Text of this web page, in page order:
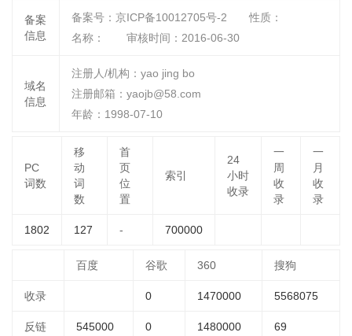
备案
信息
备案号：京ICP备10012705号-2
性质：
名称：
审核时间： 2016-06-30
域名
信息
注册人/机构：yao jing bo
注册邮箱：yaojb@58.com
年龄：1998-07-10
PC
词数
移
动
词
数
首
页
位
置
索引
24
小时
收录
一
周
收
录
一
月
收
录
1802 127 - 700000
百度 谷歌 360 搜狗
收录 0 1470000 5568075
反链 545000 0 1480000 69